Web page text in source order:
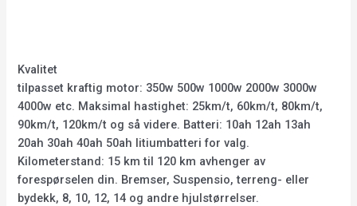
Kvalitet
tilpasset kraftig motor: 350w 500w 1000w 2000w 3000w
4000w etc. Maksimal hastighet: 25km/t, 60km/t, 80km/t,
90km/t, 120km/t og så videre. Batteri: 10ah 12ah 13ah
20ah 30ah 40ah 50ah litiumbatteri for valg.
Kilometerstand: 15 km til 120 km avhenger av
forespørselen din. Bremser, Suspensio, terreng- eller
bydekk, 8, 10, 12, 14 og andre hjulstørrelser.